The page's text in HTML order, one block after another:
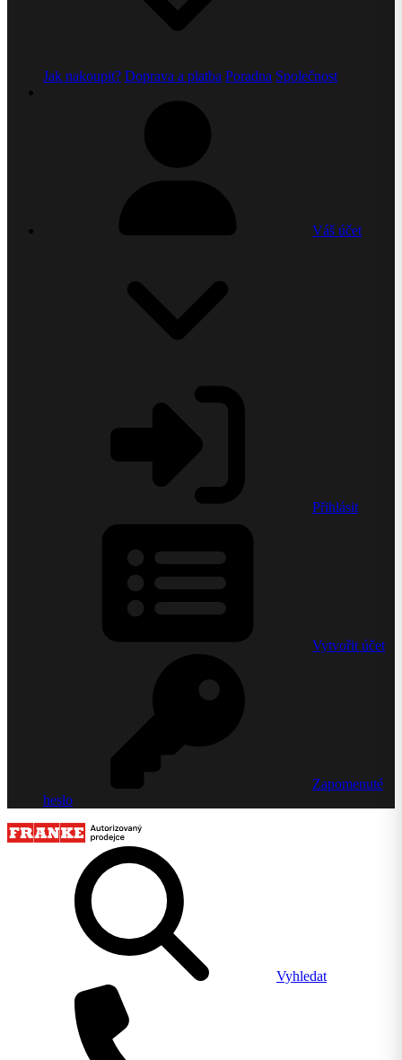
Jak nakoupit? Doprava a platba Poradna Společnost
Váš účet
Přihlásit
Vytvořit účet
Zapomenuté
heslo
Vyhledat